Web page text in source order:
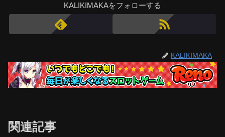
KALIKIMAKAをフォローする
KALIKIMAKA
関連記事